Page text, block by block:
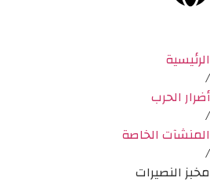
الرئيسية
/
أضرار الحرب
/
المنشآت الخاصة
/
مخبز النصيرات